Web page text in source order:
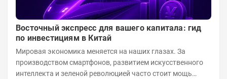
Восточный экспресс для вашего капитала: гид
по инвестициям в Китай
Мировая экономика меняется на наших глазах. За
производством смартфонов, развитием искусственного
интеллекта и зеленой революцией часто стоит мощь